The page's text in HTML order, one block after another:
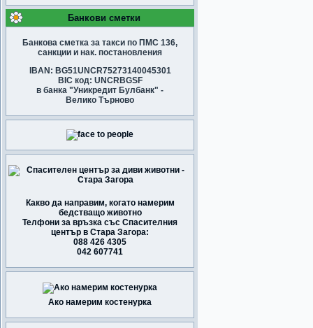
Банкови сметки
Банкова сметка за такси по ПМС 136,
санкции и нак. постановления
IBAN: BG51UNCR75273140045301
BIC код: UNCRBGSF
в банка "Уникредит Булбанк" -
Велико Търново
Какво да направим, когато намерим
бедстващо животно
Телфони за връзка със Спасителния
център в Стара Загора:
088 426 4305
042 607741
Ако намерим костенурка